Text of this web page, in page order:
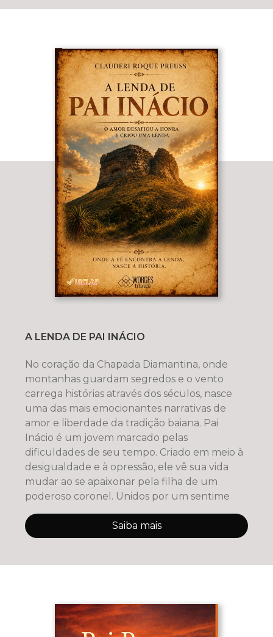
A LENDA DE PAI INÁCIO
No coração da Chapada Diamantina, onde
montanhas guardam segredos e o vento
carrega histórias através dos séculos, nasce
uma das mais emocionantes narrativas de
amor e liberdade da tradição baiana. Pai
Inácio é um jovem marcado pelas
dificuldades de seu tempo. Criado em meio à
desigualdade e à opressão, ele vê sua vida
mudar ao se apaixonar pela filha de um
poderoso coronel. Unidos por um sentime
Saiba mais